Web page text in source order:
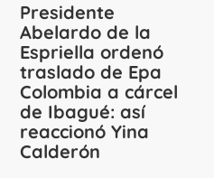
Presidente
Abelardo de la
Espriella ordenó
traslado de Epa
Colombia a cárcel
de Ibagué: así
reaccionó Yina
Calderón